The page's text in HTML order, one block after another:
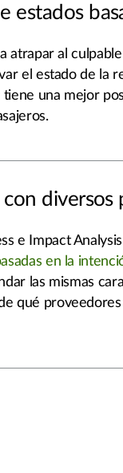
estados
atrapar al
el estado de la
una mejor
diversos
e Impact
en la
las mismas
qué